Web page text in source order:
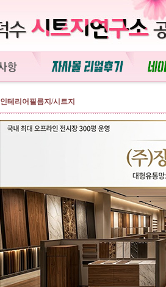
인테리어필름지/시트지